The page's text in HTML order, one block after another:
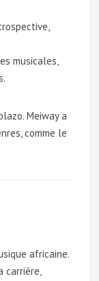
musicales,
Meiway a
comme le
africaine.
carrière,